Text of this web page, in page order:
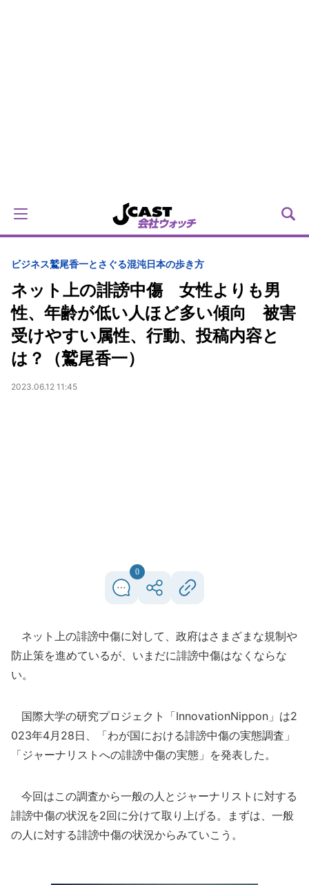
ビジネス鷲尾香一とさぐる混沌日本の歩き方
ネット上の誹謗中傷 女性よりも男
性、年齢が低い人ほど多い傾向 被害
受けやすい属性、行動、投稿内容と
は？（鷲尾香一）
2023.06.12 11:45
0
ネット上の誹謗中傷に対して、政府はさまざまな規制や
防止策を進めているが、いまだに誹謗中傷はなくならな
い。
国際大学の研究プロジェクト「InnovationNippon」は2
023年4月28日、「わが国における誹謗中傷の実態調査」
「ジャーナリストへの誹謗中傷の実態」を発表した。
今回はこの調査から一般の人とジャーナリストに対する
誹謗中傷の状況を2回に分けて取り上げる。まずは、一般
の人に対する誹謗中傷の状況からみていこう。